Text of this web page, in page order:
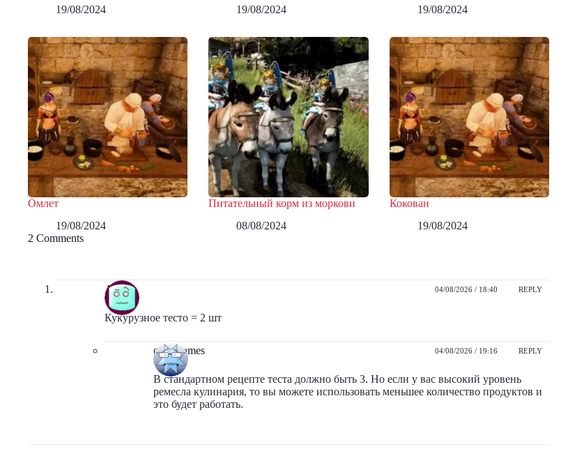
19/08/2024
19/08/2024
19/08/2024
Омлет
19/08/2024
Питательный корм из моркови
08/08/2024
Кокован
19/08/2024
2 Comments
Atlau 04/08/2026 / 18:40 REPLY
Кукурузное тесто = 2 шт
orbit-games 04/08/2026 / 19:16 REPLY
В стандартном рецепте теста должно быть 3. Но если у вас высокий уровень
ремесла кулинария, то вы можете использовать меньшее количество продуктов и
это будет работать.